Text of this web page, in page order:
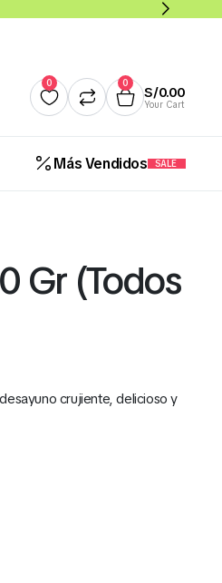
0 0
S/0.00
Your Cart
Más Vendidos SALE
Gr (Todos
crujiente, delicioso y